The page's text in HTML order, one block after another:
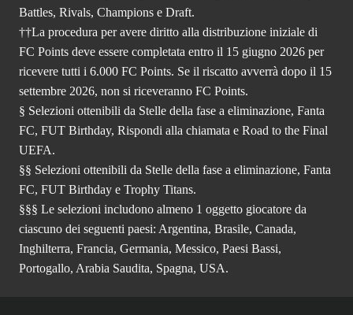
Battles, Rivals, Champions e Draft.
††La procedura per avere diritto alla distribuzione iniziale di
FC Points deve essere completata entro il 15 giugno 2026 per
ricevere tutti i 6.000 FC Points. Se il riscatto avverrà dopo il 15
settembre 2026, non si riceveranno FC Points.
§ Selezioni ottenibili da Stelle della fase a eliminazione, Fanta
FC, FUT Birthday, Rispondi alla chiamata e Road to the Final
UEFA.
§§ Selezioni ottenibili da Stelle della fase a eliminazione, Fanta
FC, FUT Birthday e Trophy Titans.
§§§ Le selezioni includono almeno 1 oggetto giocatore da
ciascuno dei seguenti paesi: Argentina, Brasile, Canada,
Inghilterra, Francia, Germania, Messico, Paesi Bassi,
Portogallo, Arabia Saudita, Spagna, USA.